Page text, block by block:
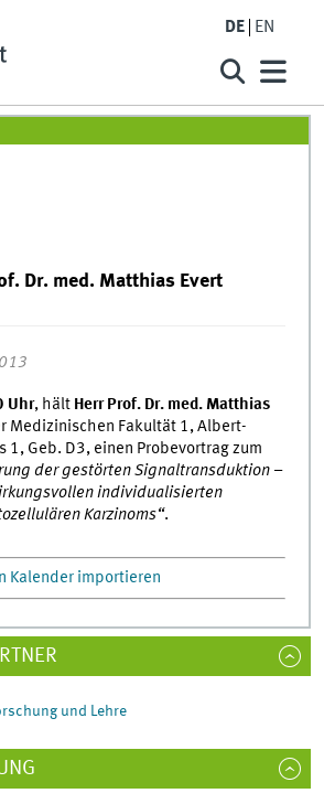
DE EN
Dr. med. Matthias Evert
Uhr, hält Herr Prof. Dr. med. Matthias
Medizinischen Fakultät 1, Albert-
1, Geb. D3, einen Probevortrag zum
der gestörten Signaltransduktion –
individualisierten
Karzinoms“.
Kalender importieren
und Lehre